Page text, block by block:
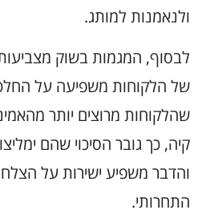
ולנאמנות למותג.
לבסוף, המגמות בשוק
של הלקוחות משפיעה על
שהלקוחות מרוצים יותר
קיה, כך גובר הסיכוי שהם
והדבר משפיע ישירות על
התחרותי.